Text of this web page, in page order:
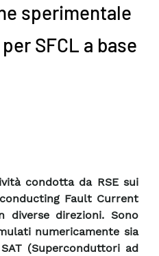
sperimentale
SFCL a base
condotta da RSE sui
Fault Current
diverse direzioni. Sono
numericamente sia
(Superconduttori ad